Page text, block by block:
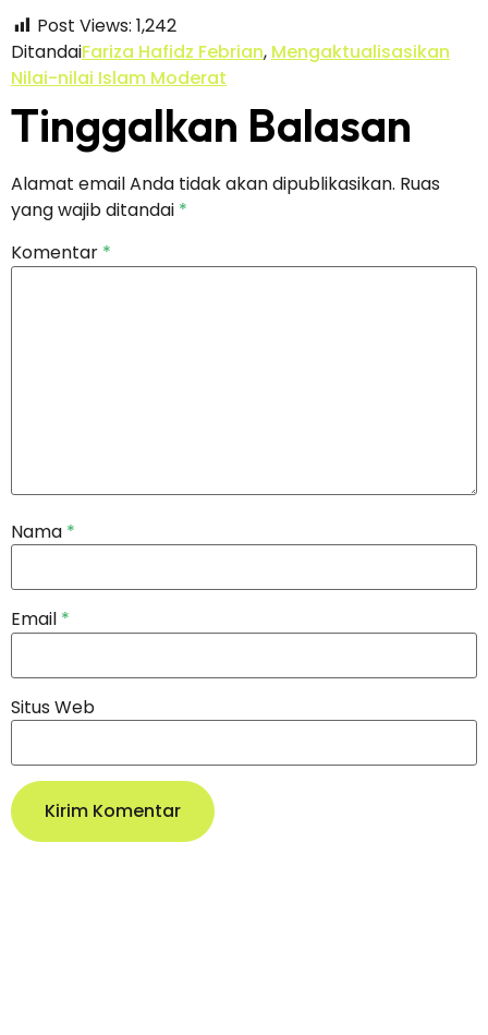
Post Views: 1,242
DitandaiFariza Hafidz Febrian, Mengaktualisasikan
Nilai-nilai Islam Moderat
Tinggalkan Balasan
Alamat email Anda tidak akan dipublikasikan. Ruas
yang wajib ditandai *
Komentar *
Nama *
Email *
Situs Web